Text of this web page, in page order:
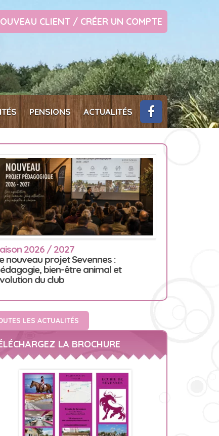
CLIENT / CRÉER UN COMPTE
PENSIONS ACTUALITÉS
2026 / 2027
nouveau projet Sevennes :
bien-être animal et
du club
LES ACTUALITÉS
LA BROCHURE